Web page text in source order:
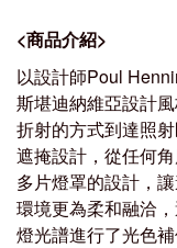
<商品介紹>
以設計師Poul
斯堪迪納維亞設計
折射的方式到達照
遮掩設計，從任何
多片燈罩的設計，
環境更為柔和融洽
燈光譜進行了光色